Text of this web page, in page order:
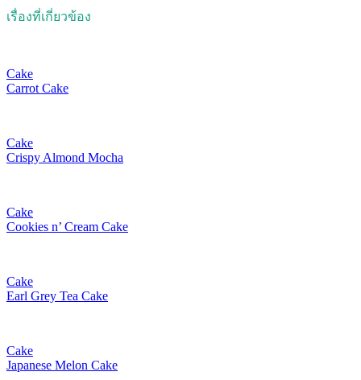
เรื่องที่เกี่ยวข้อง
Cake
Carrot Cake
Cake
Crispy Almond Mocha
Cake
Cookies n’ Cream Cake
Cake
Earl Grey Tea Cake
Cake
Japanese Melon Cake